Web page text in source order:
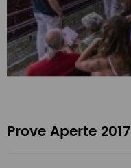
Prove Aperte 2017